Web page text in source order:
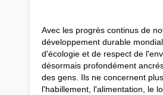
Avec les progrès continus de
développement durable
d'écologie et de respect de
désormais profondément
des gens. Ils ne concernent
l'habillement, l'alimentation, le